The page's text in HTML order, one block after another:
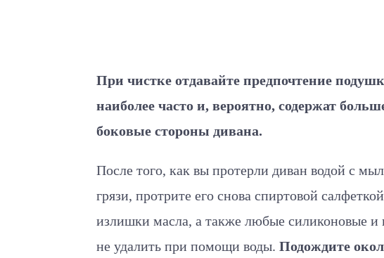
При чистке отдавайте предпочтение
наиболее часто и, вероятно, содержат
боковые стороны дивана.
После того, как вы протерли диван водой с
грязи, протрите его снова спиртовой
излишки масла, а также любые силиконовые и
не удалить при помощи воды. Подождите